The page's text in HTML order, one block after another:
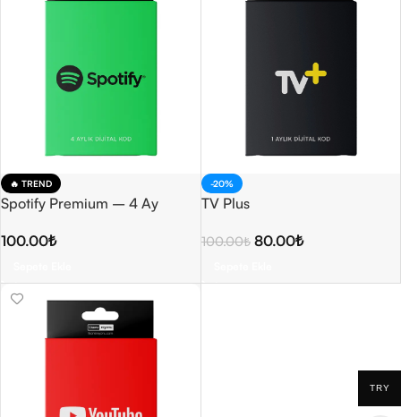
🔥 TREND
Spotify Premium – 4 Ay
100.00₺
-20%
TV Plus
100.00₺ 80.00₺
TRY